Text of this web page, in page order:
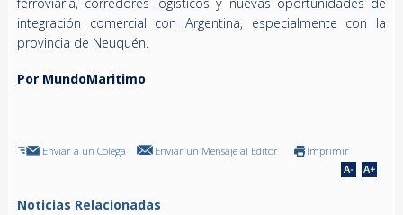
ferroviaria, corredores logísticos y nuevas oportunidades de
integración comercial con Argentina, especialmente con la
provincia de Neuquén.
Por MundoMaritimo
Enviar a un Colega Enviar un Mensaje al Editor Imprimir
Noticias Relacionadas